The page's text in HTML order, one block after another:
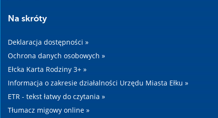
Na skróty
Deklaracja dostępności »
Ochrona danych osobowych »
Ełcka Karta Rodziny 3+ »
Informacja o zakresie działalności Urzędu Miasta Ełku »
ETR - tekst łatwy do czytania »
Tłumacz migowy online »